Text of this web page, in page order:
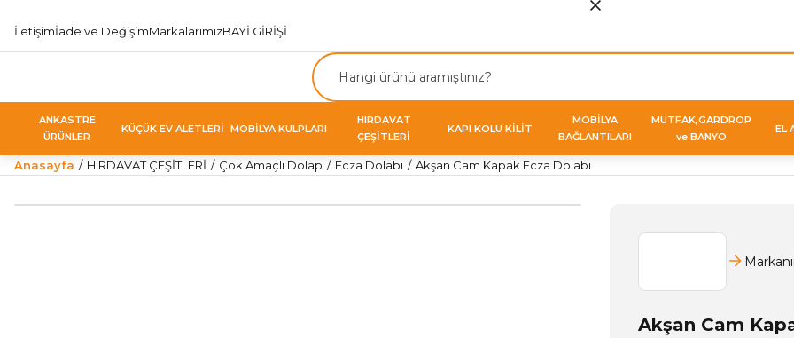
İletişimİade ve DeğişimMarkalarımızBAYİ GİRİŞİ
ANKASTRE
ÜRÜNLER
KÜÇÜK EV ALETLERİ MOBİLYA KULPLARI
HIRDAVAT
ÇEŞİTLERİ
KAPI KOLU KİLİT
MOBİLYA
BAĞLANTILARI
MUTFAK,GARDROP
ve BANYO
EL
Anasayfa HIRDAVAT ÇEŞİTLERİ Çok Amaçlı Dolap Ecza Dolabı Akşan Cam Kapak Ecza Dolabı
Akşan Cam